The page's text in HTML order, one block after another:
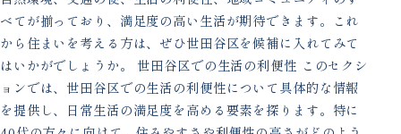
べてが揃っており、満足度の高い生活が期待できます。これ
から住まいを考える方は、ぜひ世田谷区を候補に入れてみて
はいかがでしょうか。 世田谷区での生活の利便性 このセクシ
ョンでは、世田谷区での生活の利便性について具体的な情報
を提供し、日常生活の満足度を高める要素を探ります。特に